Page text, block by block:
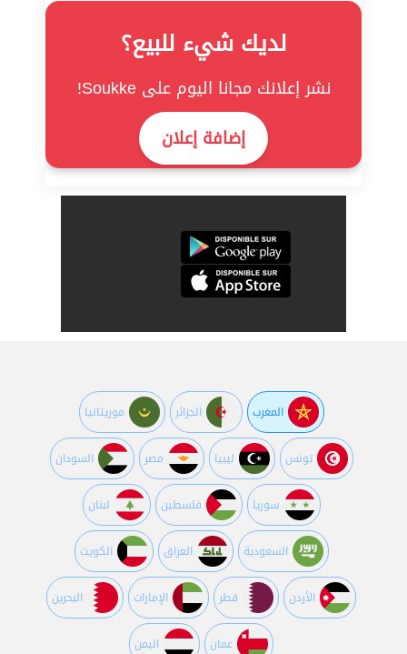
لديك شيء للبيع؟
نشر إعلانك مجانا اليوم على Soukke!
إضافة إعلان
المغرب الجزائر موريتانيا
تونس ليبيا مصر السودان
سوريا فلسطين لبنان
السعودية العراق الكويت
اﻷردن قطر اﻹمارات البحرين
عمان اليمن